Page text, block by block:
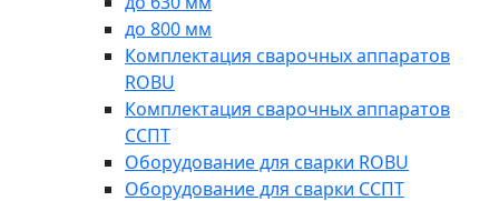
до 800 мм
Комплектация сварочных аппаратов
ROBU
Комплектация сварочных аппаратов
ССПТ
Оборудование для сварки ROBU
Оборудование для сварки ССПТ